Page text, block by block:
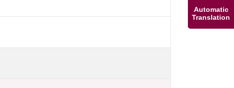
Automatic
Translation